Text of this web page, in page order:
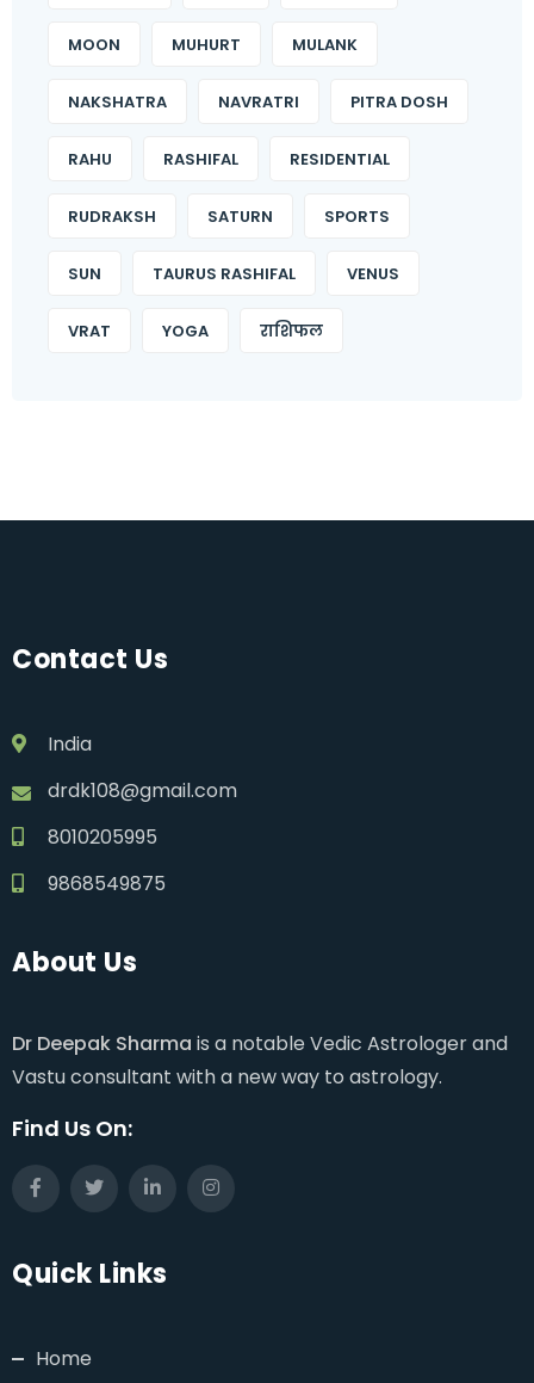
MOON MUHURT MULANK
NAKSHATRA NAVRATRI PITRA DOSH
RAHU RASHIFAL RESIDENTIAL
RUDRAKSH SATURN SPORTS
SUN TAURUS RASHIFAL VENUS
VRAT YOGA राशिफल
Contact Us
India
drdk108@gmail.com
8010205995
9868549875
About Us
Dr Deepak Sharma is a notable Vedic Astrologer and
Vastu consultant with a new way to astrology.
Find Us On:
Quick Links
Home